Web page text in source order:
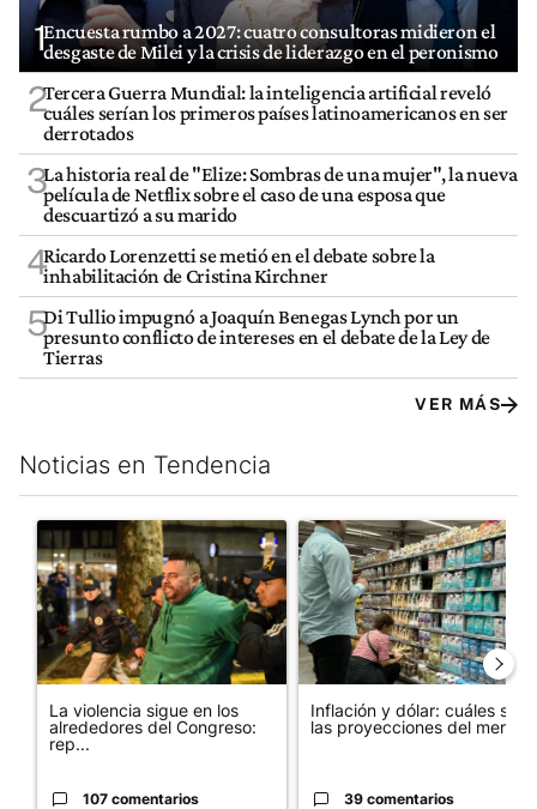
1Encuesta rumbo a 2027: cuatro consultoras midieron el
desgaste de Milei y la crisis de liderazgo en el peronismo
2Tercera Guerra Mundial: la inteligencia artificial reveló
cuáles serían los primeros países latinoamericanos en ser
derrotados
3La historia real de "Elize: Sombras de una mujer", la nueva
película de Netflix sobre el caso de una esposa que
descuartizó a su marido
4Ricardo Lorenzetti se metió en el debate sobre la
inhabilitación de Cristina Kirchner
5Di Tullio impugnó a Joaquín Benegas Lynch por un
presunto conflicto de intereses en el debate de la Ley de
Tierras
VER MÁS
Noticias en Tendencia
Este listado muestra los artículos con más comentarios en los
Un artículo de tendencia con el título "La violencia sigue en
La violencia sigue en los
alrededores del Congreso:
rep...
107 comentarios
Un artículo de tendencia con
Inflación y dólar: cuáles son
las proyecciones del merc...
39 comentarios